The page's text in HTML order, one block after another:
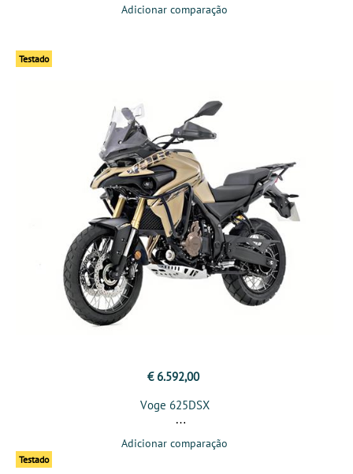
Adicionar comparação
Testado
€ 6.592,00
Voge 625DSX
Adicionar comparação
Testado